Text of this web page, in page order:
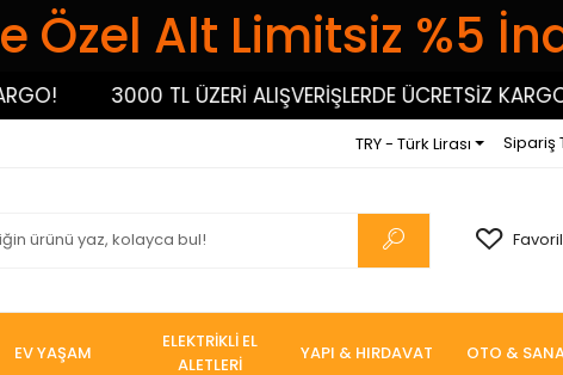
Özel Alt Limitsiz %5
3000 TL ÜZERİ ALIŞVERİŞLERDE ÜCRETSİZ KARGO!
TRY - Türk Lirası Sipariş
EV YAŞAM
ELEKTRİKLİ EL
ALETLERİ
YAPI & HIRDAVAT OTO &